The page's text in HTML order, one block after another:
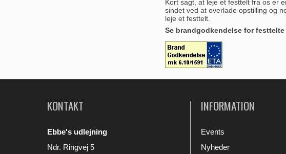
Kort sagt, at leje et festtelt fra os er
sindet ved at overlade opstilling og
leje et festtelt.
Se brandgodkendelse for festtelte
KONTAKT
Ebbe's udlejning
Ndr. Ringvej 5
INFORMATION
Events
Nyheder